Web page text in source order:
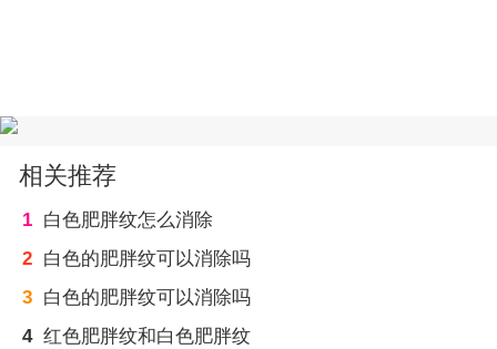
相关推荐
1 白色肥胖纹怎么消除
2 白色的肥胖纹可以消除吗
3 白色的肥胖纹可以消除吗
4 红色肥胖纹和白色肥胖纹